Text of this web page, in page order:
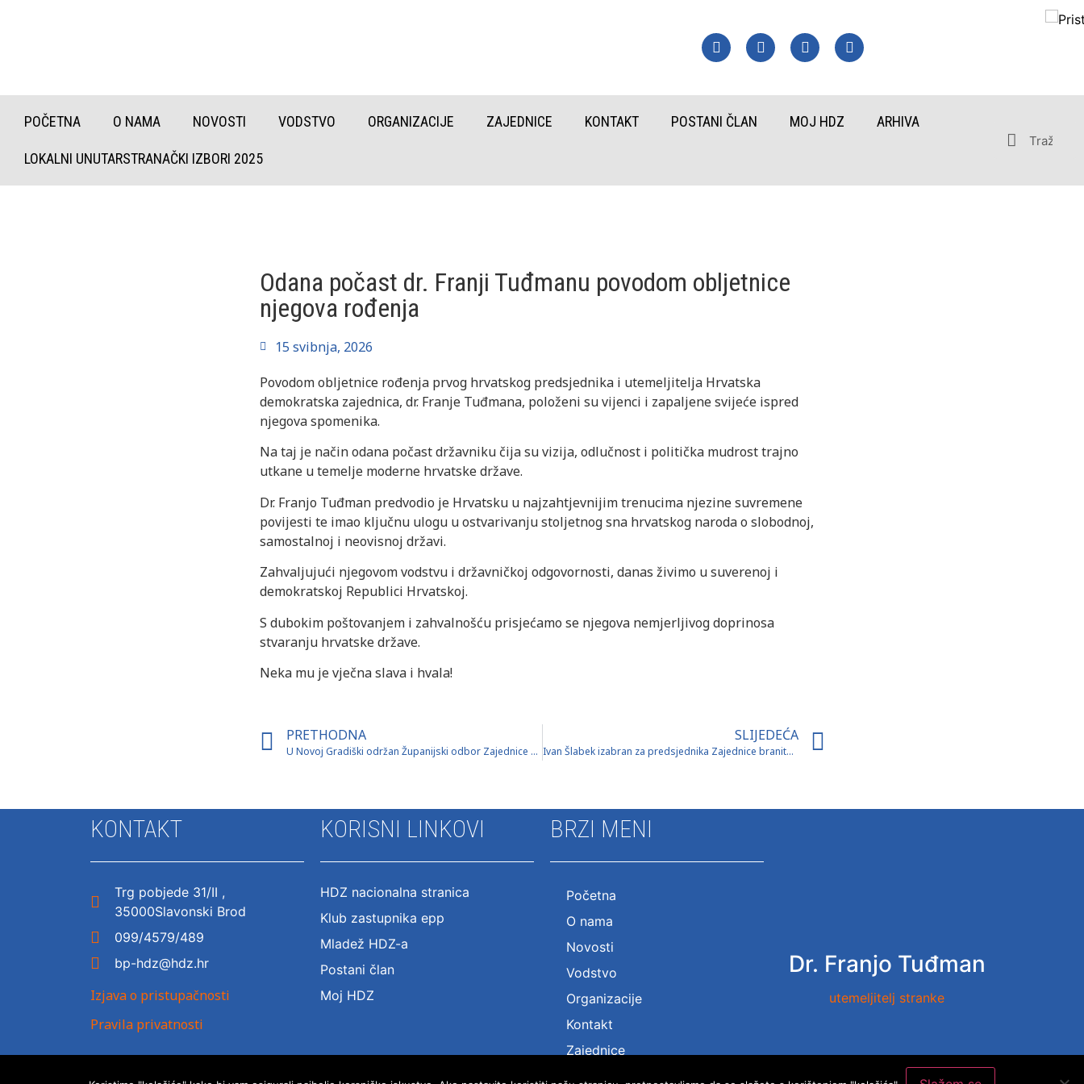
POČETNA O NAMA NOVOSTI VODSTVO ORGANIZACIJE ZAJEDNICE KONTAKT POSTANI ČLAN MOJ HDZ ARHIVA
LOKALNI UNUTARSTRANAČKI IZBORI 2025
Odana počast dr. Franji Tuđmanu povodom obljetnice
njegova rođenja
15 svibnja, 2026
Povodom obljetnice rođenja prvog hrvatskog predsjednika i utemeljitelja Hrvatska
demokratska zajednica, dr. Franje Tuđmana, položeni su vijenci i zapaljene svijeće ispred
njegova spomenika.
Na taj je način odana počast državniku čija su vizija, odlučnost i politička mudrost trajno
utkane u temelje moderne hrvatske države.
Dr. Franjo Tuđman predvodio je Hrvatsku u najzahtjevnijim trenucima njezine suvremene
povijesti te imao ključnu ulogu u ostvarivanju stoljetnog sna hrvatskog naroda o slobodnoj,
samostalnoj i neovisnoj državi.
Zahvaljujući njegovom vodstvu i državničkoj odgovornosti, danas živimo u suverenoj i
demokratskoj Republici Hrvatskoj.
S dubokim poštovanjem i zahvalnošću prisjećamo se njegova nemjerljivog doprinosa
stvaranju hrvatske države.
Neka mu je vječna slava i hvala!
PRETHODNA
U Novoj Gradiški održan Županijski odbor Zajednice žena HDZ-a „Katarina Zrinski“
SLIJEDEĆA
Ivan Šlabek izabran za predsjednika Zajednice branitelja HDZ-a „Gojko Šušak“ BPŽ
KONTAKT
Trg pobjede 31/II ,
35000Slavonski Brod
099/4579/489
bp-hdz@hdz.hr
Izjava o pristupačnosti
Pravila privatnosti
KORISNI LINKOVI
HDZ nacionalna stranica
Klub zastupnika epp
Mladež HDZ-a
Postani član
Moj HDZ
BRZI MENI
Početna
O nama
Novosti
Vodstvo
Organizacije
Kontakt
Zajednice
Dr. Franjo Tuđman
utemeljitelj stranke